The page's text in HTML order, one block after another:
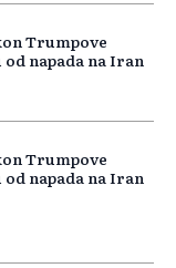
Trumpove
od napada na Iran
Trumpove
od napada na Iran